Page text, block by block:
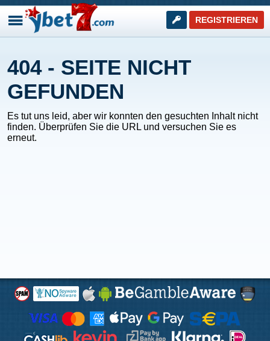
REGISTRIEREN
404 - SEITE NICHT
GEFUNDEN
Es tut uns leid, aber wir konnten den gesuchten Inhalt nicht
finden. Überprüfen Sie die URL und versuchen Sie es
erneut.